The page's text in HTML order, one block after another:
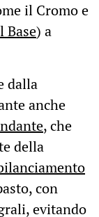
il Cromo e
Base) a
dalla
anche
, che
della
con
evitando